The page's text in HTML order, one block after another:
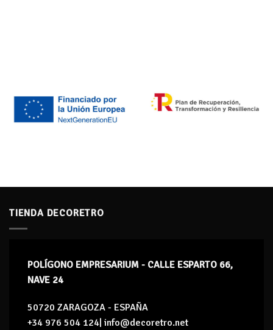
TIENDA DECORETRO
POLÍGONO EMPRESARIUM - CALLE ESPARTO 66,
NAVE 24
50720 ZARAGOZA - ESPAÑA
+34 976 504 124| info@decoretro.net